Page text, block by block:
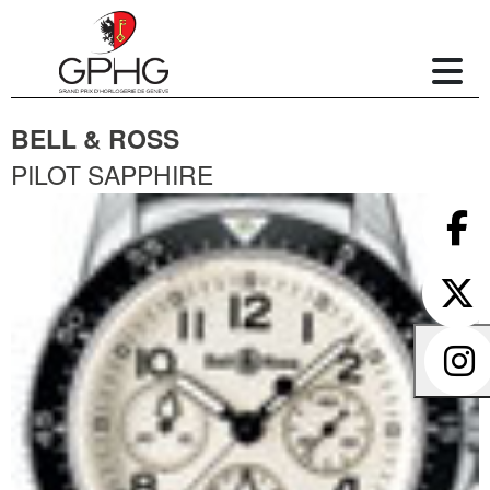
BELL & ROSS
PILOT SAPPHIRE